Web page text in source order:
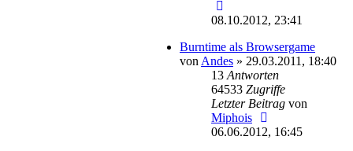
08.10.2012, 23:41
Burntime als Browsergame
von Andes » 29.03.2011, 18:40
13 Antworten
64533 Zugriffe
Letzter Beitrag von
Miphois
06.06.2012, 16:45